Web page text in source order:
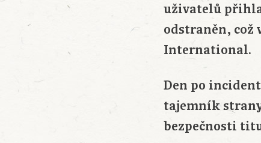
uživatelů
odstraněn, což
International.
Den po
tajemník
bezpečnosti